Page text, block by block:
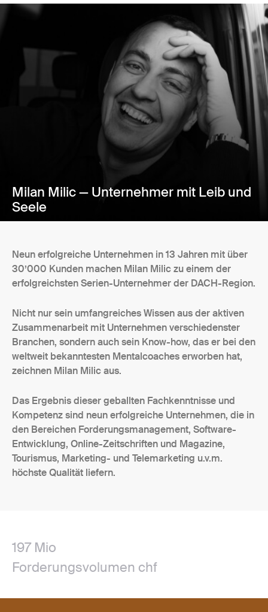
Milan Milic — Unternehmer mit Leib und
Seele
Neun erfolgreiche Unternehmen in 13 Jahren mit über
30’000 Kunden machen Milan Milic zu einem der
erfolgreichsten Serien-Unternehmer der DACH-Region.
Nicht nur sein umfangreiches Wissen aus der aktiven
Zusammenarbeit mit Unternehmen verschiedenster
Branchen, sondern auch sein Know-how, das er bei den
weltweit bekanntesten Mentalcoaches erworben hat,
zeichnen Milan Milic aus.
Das Ergebnis dieser geballten Fachkenntnisse und
Kompetenz sind neun erfolgreiche Unternehmen, die in
den Bereichen Forderungsmanagement, Software-
Entwicklung, Online-Zeitschriften und Magazine,
Tourismus, Marketing- und Telemarketing u.v.m.
höchste Qualität liefern.
197 Mio
Forderungsvolumen chf